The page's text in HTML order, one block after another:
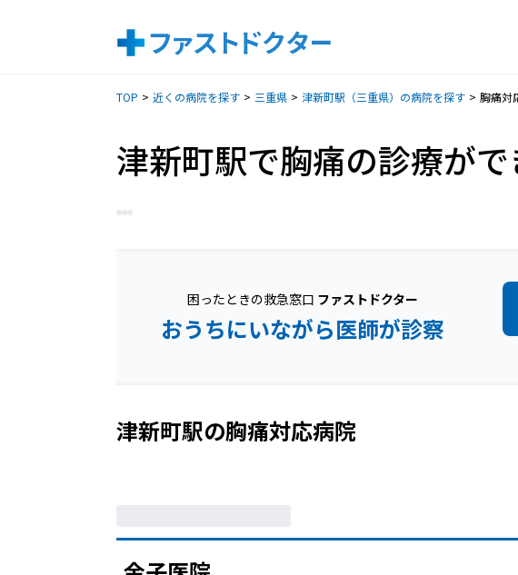
TOP 近くの病院を探す 三重県 津新町駅（三重県）の病院を探す 胸痛対
津新町駅で胸痛の診療が
困ったときの救急窓口 ファストドクター
おうちにいながら医師が診察
津新町駅の胸痛対応病院